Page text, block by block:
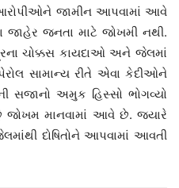
જામીન આપવામાં આવે
જનતા માટે જોખમી નથી.
ચોક્કસ કાયદાઓ અને જેલમાં
સામાન્ય રીતે એવા કેદીઓને
અમુક હિસ્સો ભોગવ્યો
માનવામાં આવે છે. જ્યારે
દોષિતોને આપવામાં આવતી